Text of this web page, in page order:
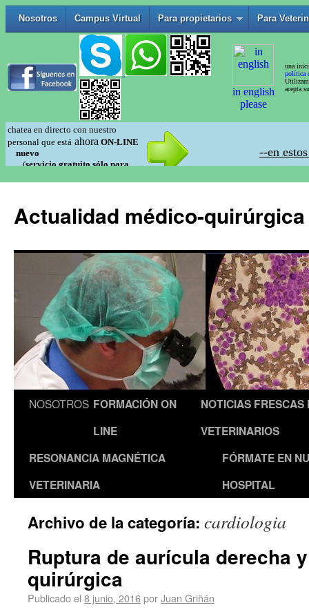
Actualidad médico-
NOSOTROS FORMACIÓN ON
LINE
NOTICIAS FRESCAS
VETERINARIOS
RESONANCIA MAGNÉTICA
VETERINARIA
FÓRMATE EN
HOSPITAL
Archivo de la categoría: cardiologia
Ruptura de aurícula derecha
quirúrgica
Publicado el 8 junio, 2016porJuan Griñán